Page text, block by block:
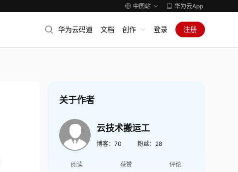
中国站 华为云App
华为云码道 文档 创作 登录 注册
关于作者
云技术搬运工
博客： 70 粉丝： 28
阅读 获赞 评论